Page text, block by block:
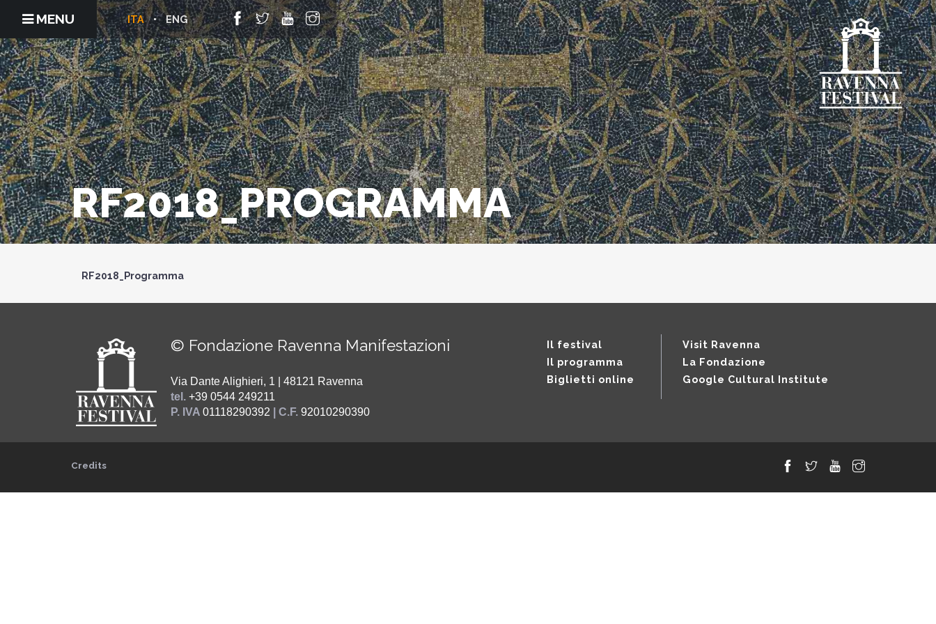
MENU ENG
ITA
RF2018_PROGRAMMA
RF2018_Programma
© Fondazione Ravenna Manifestazioni
Via Dante Alighieri, 1 | 48121 Ravenna
tel. +39 0544 249211
P. IVA 01118290392 | C.F. 92010290390
Il festival
Il programma
Biglietti online
Visit Ravenna
La Fondazione
Google Cultural Institute
Credits